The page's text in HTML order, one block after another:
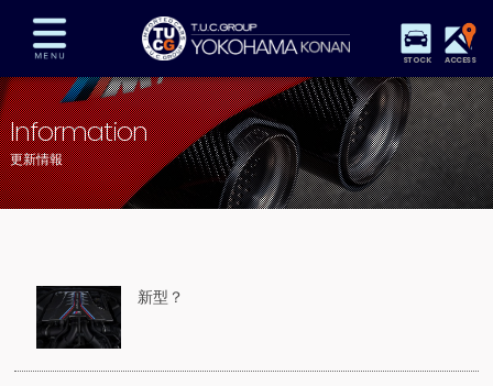
STOCK ACCESS
在庫車両情報 保証&サービス パーツリスト
TUCとは？ 店舗情報 アクセスマップ
全国納車 特別作業 注文販売
プライバシーポリシー
Information
更新情報
新型？